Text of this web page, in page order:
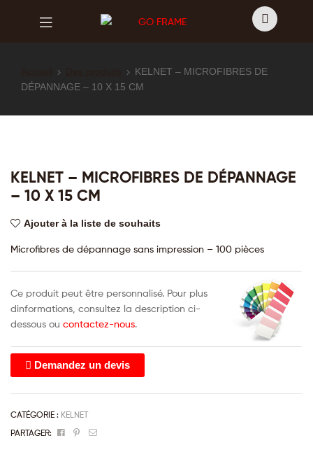
FRAMEKELNET – MICROFIBRES DE
DÉPANNAGE – 10 X 15 CM
KELNET – MICROFIBRES DE DÉPANNAGE
– 10 X 15 CM
Ajouter à la liste de souhaits
Microfibres de dépannage sans impression – 100 pièces
Ce produit peut être personnalisé. Pour plus
dinformations, consultez la description ci-
dessous ou contactez-nous.
Demandez un devis
CATÉGORIE : KELNET
PARTAGER:
FacebookPinterest
Email